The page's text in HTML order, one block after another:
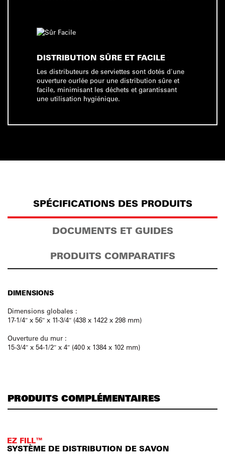
DISTRIBUTION SÛRE ET FACILE
Les distributeurs de serviettes sont dotés d'une
ouverture ourlée pour une distribution sûre et
facile, minimisant les déchets et garantissant
une utilisation hygiénique.
SPÉCIFICATIONS DES PRODUITS
DOCUMENTS ET GUIDES
PRODUITS COMPARATIFS
DIMENSIONS
Dimensions globales :
17-1/4″ x 56″ x 11-3/4″ (438 x 1422 x 298 mm)
Ouverture du mur :
15-3/4″ x 54-1/2″ x 4″ (400 x 1384 x 102 mm)
PRODUITS COMPLÉMENTAIRES
EZ FILL™
SYSTÈME DE DISTRIBUTION DE SAVON